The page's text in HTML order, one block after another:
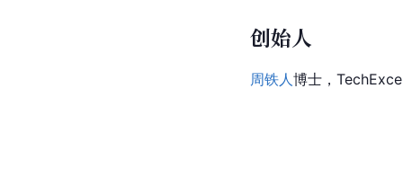
创始人
周铁人 博士，